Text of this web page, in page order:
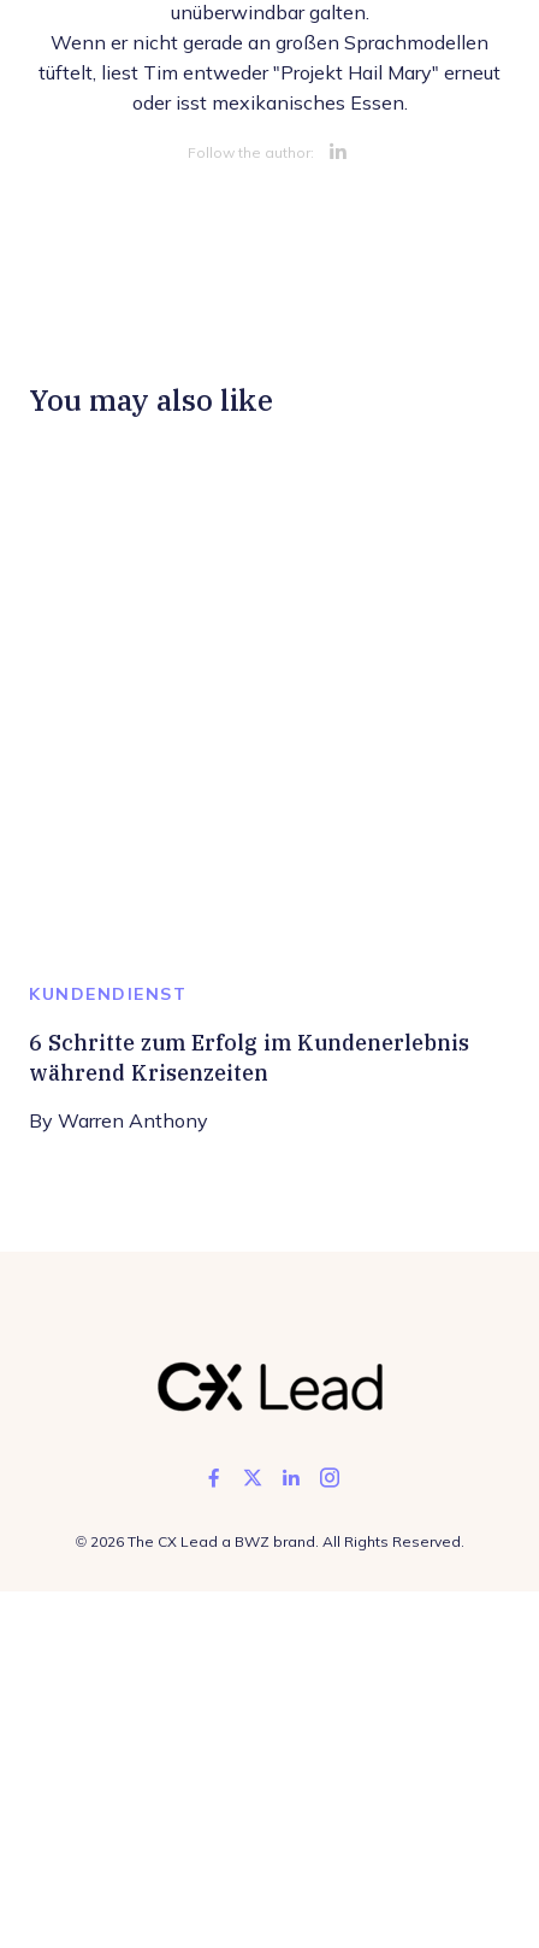
unüberwindbar galten.
Wenn er nicht gerade an großen Sprachmodellen
tüftelt, liest Tim entweder "Projekt Hail Mary" erneut
oder isst mexikanisches Essen.
Follow the author:
You may also like
KUNDENDIENST
6 Schritte zum Erfolg im Kundenerlebnis
während Krisenzeiten
By Warren Anthony
Like us on Facebook
Follow us on Twitter
Add us on LinkedIn
Follow us on
© 2026 The CX Lead a BWZOpens new window
brand. All Rights Reserved.